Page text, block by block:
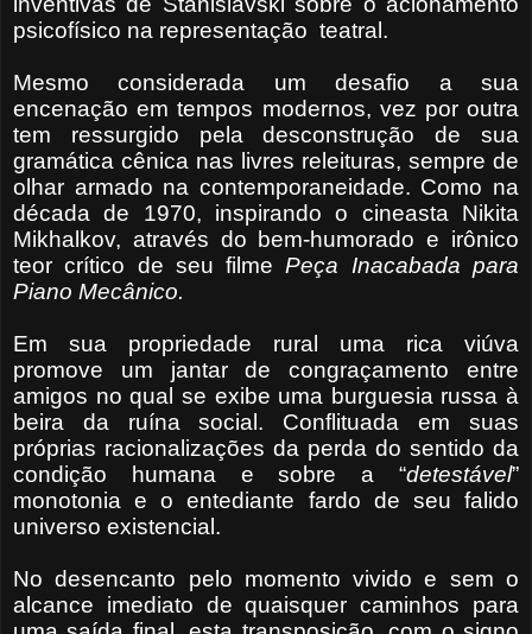
psicofísico na representação teatral.
Mesmo considerada um desafio a sua
encenação em tempos modernos, vez por outra
tem ressurgido pela desconstrução de sua
gramática cênica nas livres releituras, sempre de
olhar armado na contemporaneidade. Como na
década de 1970, inspirando o cineasta Nikita
Mikhalkov, através do bem-humorado e irônico
teor crítico de seu filmePeça Inacabada para
Piano Mecânico.
Em sua propriedade rural uma rica viúva
promove um jantar de congraçamento entre
amigos no qual se exibe uma burguesia russa à
beira da ruína social. Conflituada em suas
próprias racionalizações da perda do sentido da
condição humana e sobre a “detestável”
monotonia e o entediante fardo de seu falido
universo existencial.
No desencanto pelo momento vivido e sem o
alcance imediato de quaisquer caminhos para